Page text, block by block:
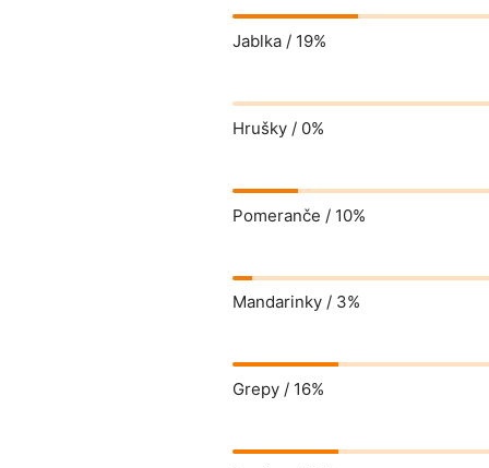
Jablka / 19%
Hrušky / 0%
Pomeranče / 10%
Mandarinky / 3%
Grepy / 16%